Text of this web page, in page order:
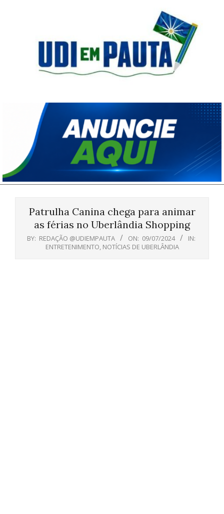
Pauta
Patrulha Canina chega para animar
as férias no Uberlândia Shopping
BY: REDAÇÃO @UDIEMPAUTA ON: 09/07/2024
IN:
ENTRETENIMENTO, NOTÍCIAS DE UBERLÂNDIA